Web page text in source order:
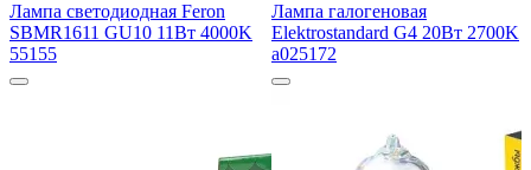
Лампа светодиодная Feron
SBMR1611 GU10 11Вт 4000K
55155
Лампа галогеновая
Elektrostandard G4 20Вт 2700K
a025172